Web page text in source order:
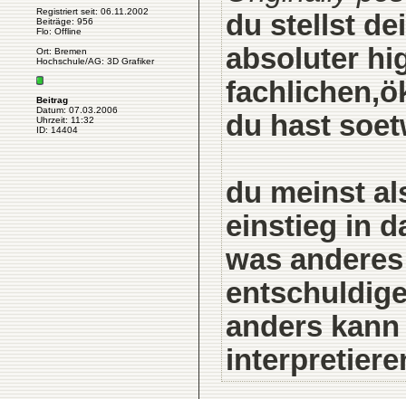
Registriert seit: 06.11.2002
Beiträge: 956
Flo: Offline
Ort: Bremen
Hochschule/AG: 3D Grafiker
Beitrag
Datum: 07.03.2006
Uhrzeit: 11:32
ID: 14404
du stellst
absoluter
du hast
du meinst
einstieg in
was
anders